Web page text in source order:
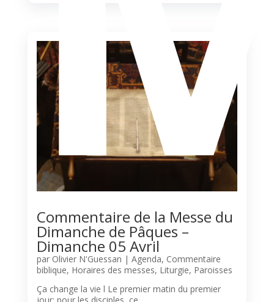
Commentaire de la Messe du
Dimanche de Pâques –
Dimanche 05 Avril
par Olivier N'Guessan | Agenda, Commentaire
biblique, Horaires des messes, Liturgie, Paroisses
Ça change la vie l Le premier matin du premier